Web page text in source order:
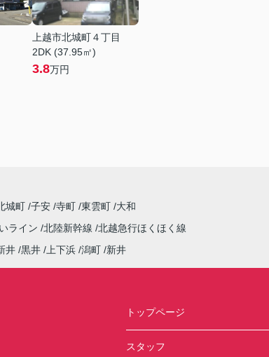
上越市北城町４丁目
2DK (37.95㎡)
3.8万円
城町 子安 寺町 東雲町 大和
ライン 北陸新幹線 北越急行ほくほく線
井 黒井 上下浜 潟町 新井
トップページ
スタッフ